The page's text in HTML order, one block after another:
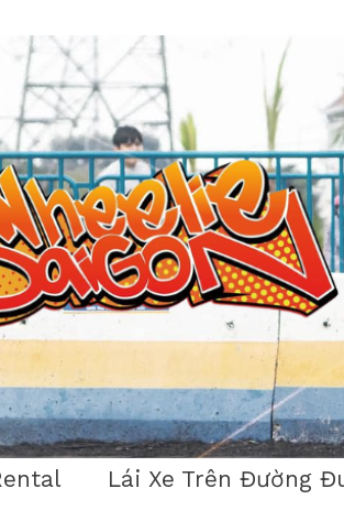
Lái Xe Trên Đường